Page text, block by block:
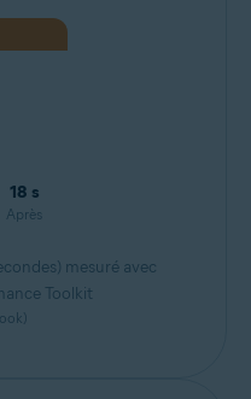
18 s
Après
mesuré avec
Toolkit